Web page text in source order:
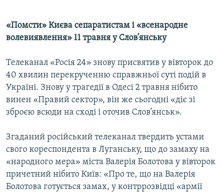
«Помсти» Києва сепаратистам і «всенародне
волевиявлення» 11 травня у Слов’янську
Телеканал «Росія 24» знову присвятив у вівторок до
40 хвилин перекрученню справжньої суті подій в
Україні. Знову у трагедії в Одесі 2 травня нібито
винен «Правий сектор», він же сьогодні «діє зі
зброєю всюди на сході і оточив Слов’янськ».
Згаданий російський телеканал твердить устами
свого кореспондента в Луганську, що до замаху на
«народного мера» міста Валерія Болотова у вівторок
причетний нібито Київ: «Про те, що на Валерія
Болотова готується замах, у контррозвідці «армії